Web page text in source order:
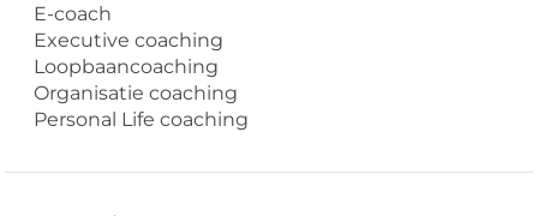
E-coach
Executive coaching
Loopbaancoaching
Organisatie coaching
Personal Life coaching